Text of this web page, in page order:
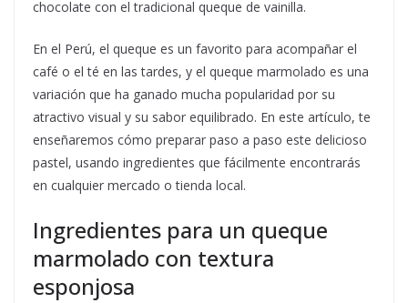
chocolate con el tradicional queque de vainilla.
En el Perú, el queque es un favorito para acompañar el
café o el té en las tardes, y el queque marmolado es una
variación que ha ganado mucha popularidad por su
atractivo visual y su sabor equilibrado. En este artículo, te
enseñaremos cómo preparar paso a paso este delicioso
pastel, usando ingredientes que fácilmente encontrarás
en cualquier mercado o tienda local.
Ingredientes para un queque
marmolado con textura
esponjosa